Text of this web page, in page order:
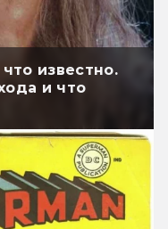
известно.
и что